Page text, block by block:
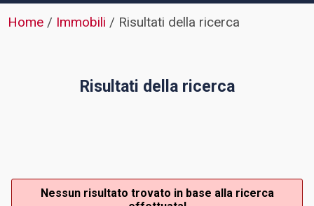
Home / Immobili / Risultati della ricerca
Risultati della ricerca
Nessun risultato trovato in base alla ricerca